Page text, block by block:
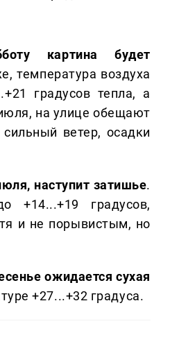
картина будет
температура воздуха
градусов тепла, а
на улице обещают
ветер, осадки
наступит затишье.
+14...+19 градусов,
и не порывистым, но
ожидается сухая
+27...+32 градуса.